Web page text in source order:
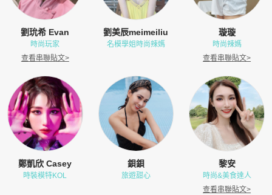
劉玧希 Evan
時尚玩家
查看串聯貼文>
劉美辰meimeiliu
名模學姐時尚辣媽
璇璇
時尚辣媽
查看串聯貼文>
鄭凱欣 Casey
時裝模特KOL
鋇鋇
旅遊甜心
黎安
時尚&美食達人
查看串聯貼文>